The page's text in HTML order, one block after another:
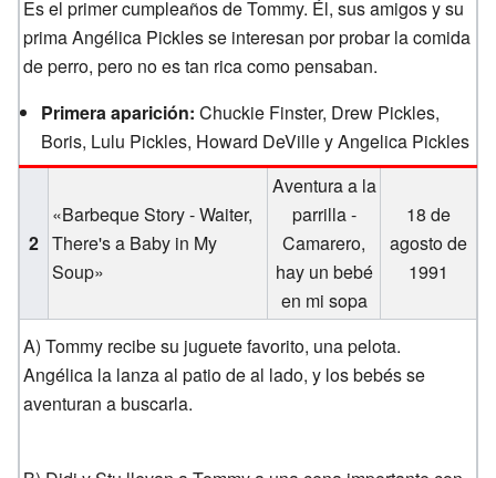
Es el primer cumpleaños de Tommy. Él, sus amigos y su
prima Angélica Pickles se interesan por probar la comida
de perro, pero no es tan rica como pensaban.
Primera aparición: Chuckie Finster, Drew Pickles,
Boris, Lulu Pickles, Howard DeVille y Angelica Pickles
2
«Barbeque Story - Waiter,
There's a Baby in My
Soup»
Aventura a la
parrilla -
Camarero,
hay un bebé
en mi sopa
18 de
agosto de
1991
A) Tommy recibe su juguete favorito, una pelota.
Angélica la lanza al patio de al lado, y los bebés se
aventuran a buscarla.